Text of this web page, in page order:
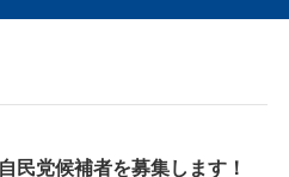
民党候補者を募集します！